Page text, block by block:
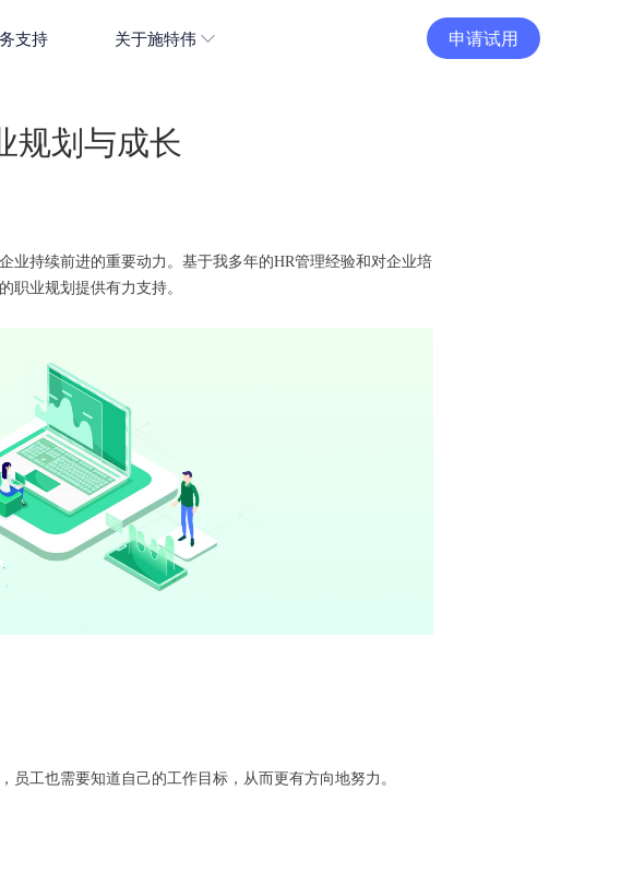
支持 关于施特伟 申请试用
规划与成长
业持续前进的重要动力。基于我多年的HR管理经验和对企业培
职业规划提供有力支持。
员工也需要知道自己的工作目标，从而更有方向地努力。